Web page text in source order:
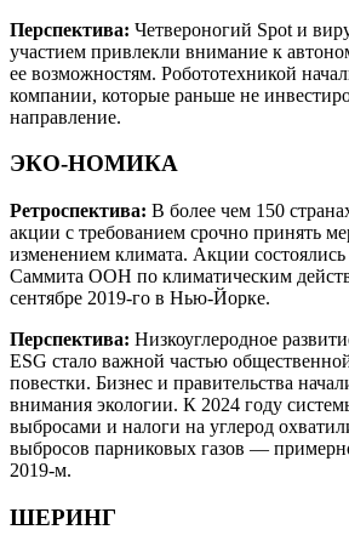
Перспектива: Четвероногий Spot и
участием привлекли внимание к
ее возможностям. Робототехникой
компании, которые раньше не
направление.
ЭКО-НОМИКА
Ретроспектива: В более чем 150
акции с требованием срочно принять
изменением климата. Акции
Саммита ООН по климатическим
сентябре 2019-го в Нью-Йорке.
Перспектива: Низкоуглеродное
ESG стало важной частью
повестки. Бизнес и правительства
внимания экологии. К 2024 году
выбросами и налоги на углерод
выбросов парниковых газов —
2019-м.
ШЕРИНГ